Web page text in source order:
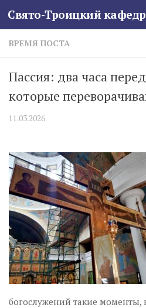
Skip to content
ВРЕМЯ ПОСТА
Пассия: два часа
которые
11.03.2026
богослужений такие моменты,